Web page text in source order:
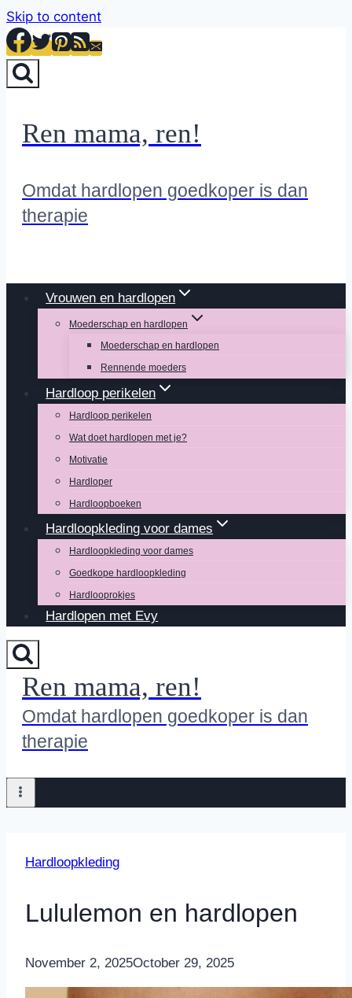
Skip to content
Ren mama, ren!
Omdat hardlopen goedkoper is dan
therapie
Vrouwen en hardlopen
Moederschap en hardlopen
Moederschap en hardlopen
Rennende moeders
Hardloop perikelen
Hardloop perikelen
Wat doet hardlopen met je?
Motivatie
Hardloper
Hardloopboeken
Hardloopkleding voor dames
Hardloopkleding voor dames
Goedkope hardloopkleding
Hardlooprokjes
Hardlopen met Evy
Ren mama, ren!
Omdat hardlopen goedkoper is dan
therapie
Hardloopkleding
Lululemon en hardlopen
ByNicole
November 2, 2025October 29, 2025